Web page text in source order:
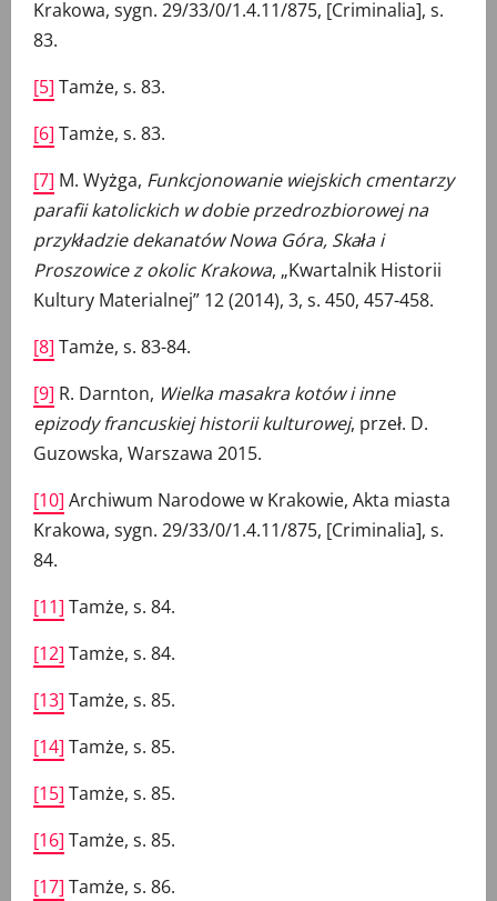
Krakowa, sygn. 29/33/0/1.4.11/875, [Criminalia], s.
83.
[5] Tamże, s. 83.
[6] Tamże, s. 83.
[7] M. Wyżga, Funkcjonowanie wiejskich cmentarzy
parafii katolickich w dobie przedrozbiorowej na
przykładzie dekanatów Nowa Góra, Skała i
Proszowice z okolic Krakowa, „Kwartalnik Historii
Kultury Materialnej” 12 (2014), 3, s. 450, 457-458.
[8] Tamże, s. 83-84.
[9] R. Darnton, Wielka masakra kotów i inne
epizody francuskiej historii kulturowej, przeł. D.
Guzowska, Warszawa 2015.
[10] Archiwum Narodowe w Krakowie, Akta miasta
Krakowa, sygn. 29/33/0/1.4.11/875, [Criminalia], s.
84.
[11] Tamże, s. 84.
[12] Tamże, s. 84.
[13] Tamże, s. 85.
[14] Tamże, s. 85.
[15] Tamże, s. 85.
[16] Tamże, s. 85.
[17] Tamże, s. 86.